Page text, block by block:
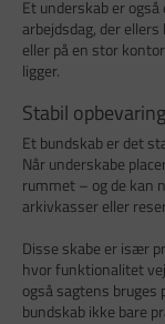
Et underskab er
arbejdsdag, der
eller på en stor
ligger.
Stabil
Et bundskab er det
Når underskabe
rummet – og de kan
arkivkasser eller
Disse skabe er især
hvor funktionalitet
også sagtens
bundskab ikke bare